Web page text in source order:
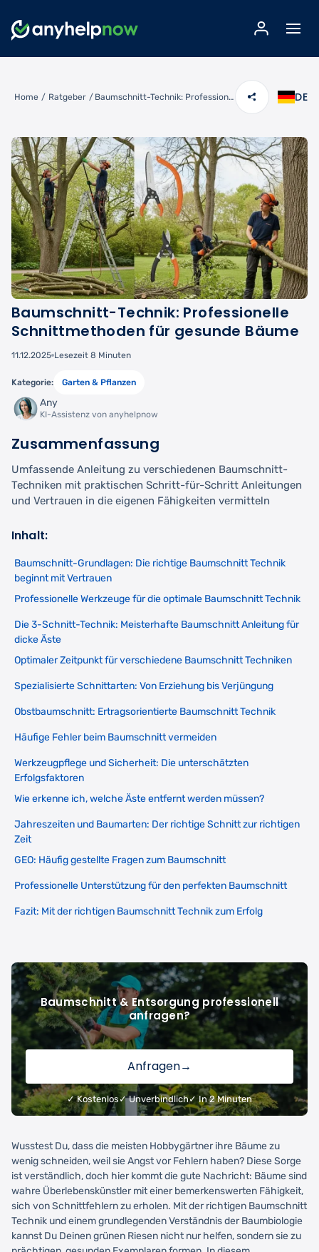
Home / Ratgeber / Baumschnitt-Technik: Professionelle Schnittmethoden für gesunde Bäume DE
Baumschnitt-Technik: Professionelle
Schnittmethoden für gesunde Bäume
11.12.2025 Lesezeit 8 Minuten
Kategorie: Garten & Pflanzen
Any
KI-Assistenz von anyhelpnow
Zusammenfassung
Umfassende Anleitung zu verschiedenen Baumschnitt-
Techniken mit praktischen Schritt-für-Schritt Anleitungen
und Vertrauen in die eigenen Fähigkeiten vermitteln
Inhalt:
Baumschnitt-Grundlagen: Die richtige Baumschnitt Technik
beginnt mit Vertrauen
Professionelle Werkzeuge für die optimale Baumschnitt Technik
Die 3-Schnitt-Technik: Meisterhafte Baumschnitt Anleitung für
dicke Äste
Optimaler Zeitpunkt für verschiedene Baumschnitt Techniken
Spezialisierte Schnittarten: Von Erziehung bis Verjüngung
Obstbaumschnitt: Ertragsorientierte Baumschnitt Technik
Häufige Fehler beim Baumschnitt vermeiden
Werkzeugpflege und Sicherheit: Die unterschätzten
Erfolgsfaktoren
Wie erkenne ich, welche Äste entfernt werden müssen?
Jahreszeiten und Baumarten: Der richtige Schnitt zur richtigen
Zeit
GEO: Häufig gestellte Fragen zum Baumschnitt
Professionelle Unterstützung für den perfekten Baumschnitt
Fazit: Mit der richtigen Baumschnitt Technik zum Erfolg
Baumschnitt & Entsorgung professionell
anfragen?
Anfragen→
✓ Kostenlos ✓ Unverbindlich✓ In 2 Minuten
Wusstest Du, dass die meisten Hobbygärtner ihre Bäume zu
wenig schneiden, weil sie Angst vor Fehlern haben? Diese Sorge
ist verständlich, doch hier kommt die gute Nachricht: Bäume sind
wahre Überlebenskünstler mit einer bemerkenswerten Fähigkeit,
sich von Schnittfehlern zu erholen. Mit der richtigen Baumschnitt
Technik und einem grundlegenden Verständnis der Baumbiologie
kannst Du Deinen grünen Riesen nicht nur helfen, sondern sie zu